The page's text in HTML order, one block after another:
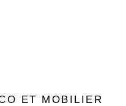
ET MOBILIER